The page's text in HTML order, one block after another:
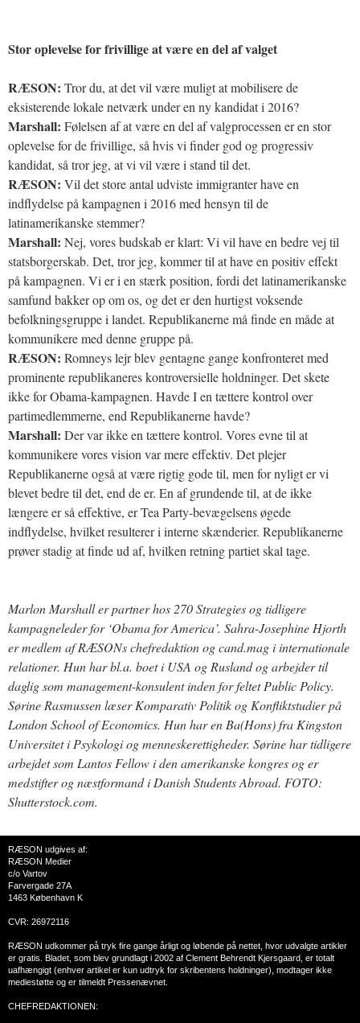
Stor oplevelse for frivillige at være en del af valget
RÆSON: Tror du, at det vil være muligt at mobilisere de
eksisterende lokale netværk under en ny kandidat i 2016?
Marshall: Følelsen af at være en del af valgprocessen er en stor
oplevelse for de frivillige, så hvis vi finder god og progressiv
kandidat, så tror jeg, at vi vil være i stand til det.
RÆSON: Vil det store antal udviste immigranter have en
indflydelse på kampagnen i 2016 med hensyn til de
latinamerikanske stemmer?
Marshall: Nej, vores budskab er klart: Vi vil have en bedre vej til
statsborgerskab. Det, tror jeg, kommer til at have en positiv effekt
på kampagnen. Vi er i en stærk position, fordi det latinamerikanske
samfund bakker op om os, og det er den hurtigst voksende
befolkningsgruppe i landet. Republikanerne må finde en måde at
kommunikere med denne gruppe på.
RÆSON: Romneys lejr blev gentagne gange konfronteret med
prominente republikaneres kontroversielle holdninger. Det skete
ikke for Obama-kampagnen. Havde I en tættere kontrol over
partimedlemmerne, end Republikanerne havde?
Marshall: Der var ikke en tættere kontrol. Vores evne til at
kommunikere vores vision var mere effektiv. Det plejer
Republikanerne også at være rigtig gode til, men for nyligt er vi
blevet bedre til det, end de er. En af grundende til, at de ikke
længere er så effektive, er Tea Party-bevægelsens øgede
indflydelse, hvilket resulterer i interne skænderier. Republikanerne
prøver stadig at finde ud af, hvilken retning partiet skal tage.
Marlon Marshall er partner hos 270 Strategies og tidligere
kampagneleder for ‘Obama for America’. Sahra-Josephine Hjorth
er medlem af RÆSONs chefredaktion og cand.mag i internationale
relationer. Hun har bl.a. boet i USA og Rusland og arbejder til
daglig som management-konsulent inden for feltet Public Policy.
Sørine Rasmussen læser Komparativ Politik og Konfliktstudier på
London School of Economics. Hun har en Ba(Hons) fra Kingston
Universitet i Psykologi og menneskerettigheder. Sørine har tidligere
arbejdet som Lantos Fellow i den amerikanske kongres og er
medstifter og næstformand i Danish Students Abroad. FOTO:
Shutterstock.com.
RÆSON udgives af:
RÆSON Medier
c/o Vartov
Farvergade 27A
1463 København K
CVR: 26972116
RÆSON udkommer på tryk fire gange årligt og løbende på nettet, hvor udvalgte artikler
er gratis. Bladet, som blev grundlagt i 2002 af Clement Behrendt Kjersgaard, er totalt
uafhængigt (enhver artikel er kun udtryk for skribentens holdninger), modtager ikke
mediestøtte og er tilmeldt Pressenævnet.
CHEFREDAKTIONEN: